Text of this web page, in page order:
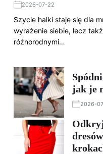
2026-07-22
Szycie halki staje się dla
wyrażenie siebie, lecz
różnorodnymi…
jak je
2026-